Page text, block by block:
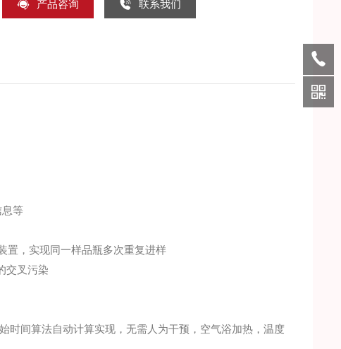
产品咨询 联系我们
等
置，实现同一样品瓶多次重复进样
交叉污染
时间算法自动计算实现，无需人为干预，空气浴加热，温度